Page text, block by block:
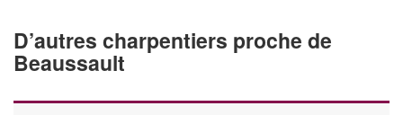
D’autres charpentiers proche de
Beaussault